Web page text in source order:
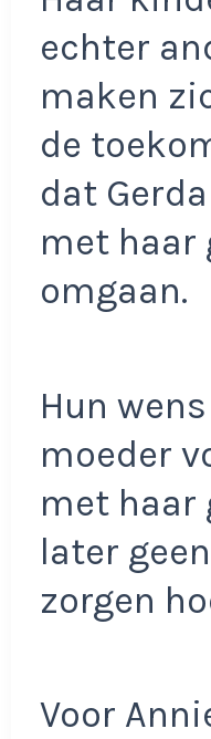
echter
maken
de
dat
met haar
omgaan.
Hun
moeder
met haar
later
zorgen
Voor